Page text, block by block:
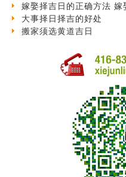
嫁娶择吉日的正确方法 嫁
大事择日择吉的好处
搬家须选黄道吉日